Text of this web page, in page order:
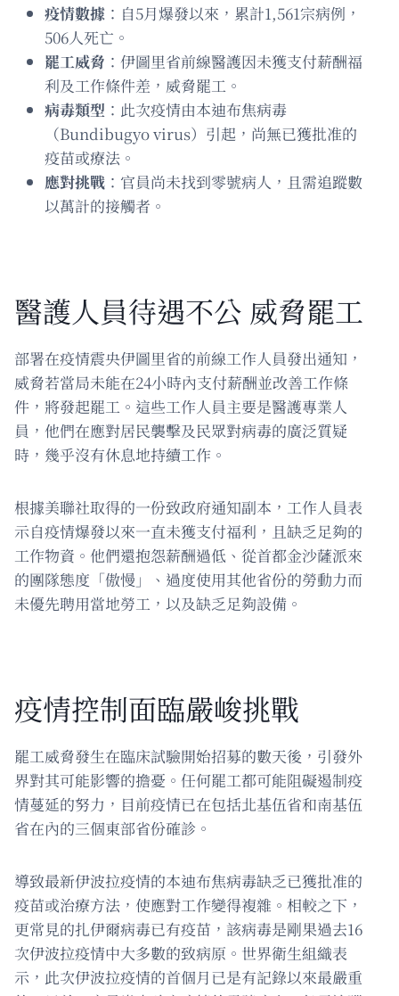
疫情數據 ：自5月爆發以來，累計1,561宗病例，
506人死亡。
罷工威脅 ：伊圖里省前線醫護因未獲支付薪酬福
利及工作條件差，威脅罷工。
病毒類型 ：此次疫情由本迪布焦病毒
（Bundibugyo virus）引起，尚無已獲批准的
疫苗或療法。
應對挑戰 ：官員尚未找到零號病人，且需追蹤數
以萬計的接觸者。
醫護人員待遇不公 威脅罷工
部署在疫情震央伊圖里省的前線工作人員發出通知，
威脅若當局未能在24小時內支付薪酬並改善工作條
件，將發起罷工。這些工作人員主要是醫護專業人
員，他們在應對居民襲擊及民眾對病毒的廣泛質疑
時，幾乎沒有休息地持續工作。
根據美聯社取得的一份致政府通知副本，工作人員表
示自疫情爆發以來一直未獲支付福利，且缺乏足夠的
工作物資。他們還抱怨薪酬過低、從首都金沙薩派來
的團隊態度「傲慢」、過度使用其他省份的勞動力而
未優先聘用當地勞工，以及缺乏足夠設備。
疫情控制面臨嚴峻挑戰
罷工威脅發生在臨床試驗開始招募的數天後，引發外
界對其可能影響的擔憂。任何罷工都可能阻礙遏制疫
情蔓延的努力，目前疫情已在包括北基伍省和南基伍
省在內的三個東部省份確診。
導致最新伊波拉疫情的本迪布焦病毒缺乏已獲批准的
疫苗或治療方法，使應對工作變得複雜。相較之下，
更常見的扎伊爾病毒已有疫苗，該病毒是剛果過去16
次伊波拉疫情中大多數的致病原。世界衛生組織表
示，此次伊波拉疫情的首個月已是有記錄以來最嚴重